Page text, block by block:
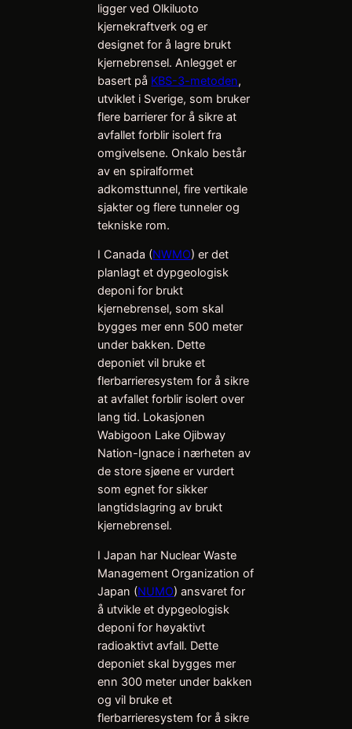
ligger ved Olkiluoto
kjernekraftverk og er
designet for å lagre brukt
kjernebrensel. Anlegget er
basert på KBS-3-metoden,
utviklet i Sverige, som bruker
flere barrierer for å sikre at
avfallet forblir isolert fra
omgivelsene. Onkalo består
av en spiralformet
adkomsttunnel, fire vertikale
sjakter og flere tunneler og
tekniske rom.
I Canada (NWMO) er det
planlagt et dypgeologisk
deponi for brukt
kjernebrensel, som skal
bygges mer enn 500 meter
under bakken. Dette
deponiet vil bruke et
flerbarrieresystem for å sikre
at avfallet forblir isolert over
lang tid. Lokasjonen
Wabigoon Lake Ojibway
Nation-Ignace i nærheten av
de store sjøene er vurdert
som egnet for sikker
langtidslagring av brukt
kjernebrensel.
I Japan har Nuclear Waste
Management Organization of
Japan (NUMO) ansvaret for
å utvikle et dypgeologisk
deponi for høyaktivt
radioaktivt avfall. Dette
deponiet skal bygges mer
enn 300 meter under bakken
og vil bruke et
flerbarrieresystem for å sikre